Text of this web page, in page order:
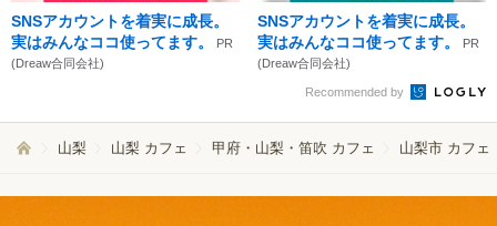
SNSアカウントを着実に成長。
実はみんなココ使ってます。
PR
(Dreaw合同会社)
SNSアカウントを着実に成長。
実はみんなココ使ってます。
PR
(Dreaw合同会社)
Recommended by
山梨 山梨 カフェ 甲府・山梨・笛吹 カフェ 山梨市 カフェ